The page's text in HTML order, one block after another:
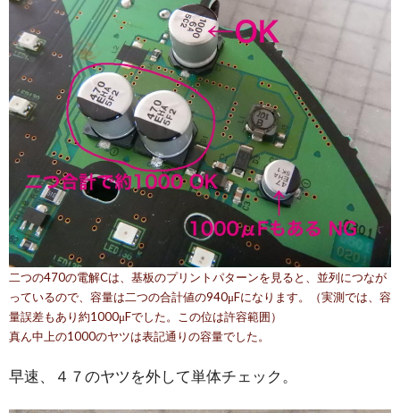
二つの470の電解Cは、基板のプリントパターンを見ると、並列につなが
っているので、容量は二つの合計値の940μFになります。（実測では、容
量誤差もあり約1000μFでした。この位は許容範囲）
真ん中上の1000のヤツは表記通りの容量でした。
早速、４７のヤツを外して単体チェック。